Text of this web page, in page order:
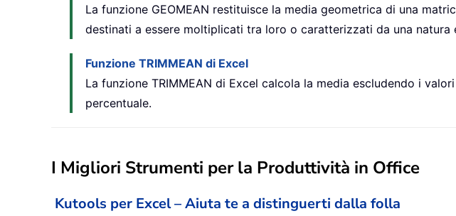
La funzione GEOMEAN restituisce la media geometrica di una
destinati a essere moltiplicati tra loro o caratterizzati da una natura
Funzione TRIMMEAN di Excel
La funzione TRIMMEAN di Excel calcola la media escludendo i
percentuale.
I Migliori Strumenti per la Produttività in Office
Kutools per Excel – Aiuta te a distinguerti dalla folla